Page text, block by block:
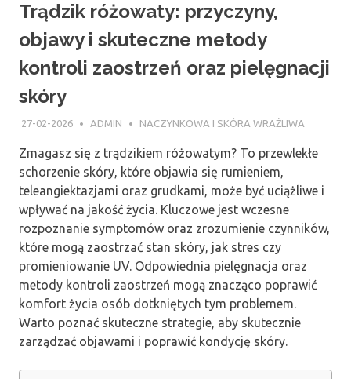
Trądzik różowaty: przyczyny,
objawy i skuteczne metody
kontroli zaostrzeń oraz pielęgnacji
skóry
27-02-2026 ADMIN NACZYNKOWA I SKÓRA WRAŻLIWA
Zmagasz się z trądzikiem różowatym? To przewlekłe
schorzenie skóry, które objawia się rumieniem,
teleangiektazjami oraz grudkami, może być uciążliwe i
wpływać na jakość życia. Kluczowe jest wczesne
rozpoznanie symptomów oraz zrozumienie czynników,
które mogą zaostrzać stan skóry, jak stres czy
promieniowanie UV. Odpowiednia pielęgnacja oraz
metody kontroli zaostrzeń mogą znacząco poprawić
komfort życia osób dotkniętych tym problemem.
Warto poznać skuteczne strategie, aby skutecznie
zarządzać objawami i poprawić kondycję skóry.